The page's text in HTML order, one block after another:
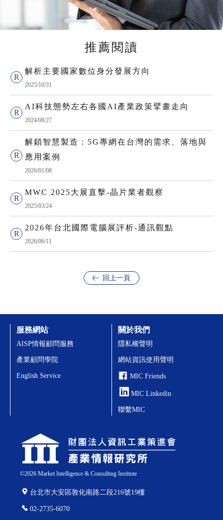
推薦閱讀
解析主要國家數位身分發展方向
2025/10/31
AI科技態勢左右各國AI產業政策擘畫走向
2024/08/27
解鎖智慧製造：5G專網在台灣的需求、落地與
應用案例
2026/01/08
MWC 2025大展直擊-晶片業者觀察
2025/03/24
2026年台北國際電腦展評析-通訊觀點
2026/06/11
回上一頁
©2026Market Intelligence & Consulting Institute
台北市大安區敦化南路二段216號19樓
02-2735-6070
服務網站
AISP情報顧問服務
產業顧問學院
English Service
關於我們
隱私權聲明
網站資訊使用聲明
MIC Friends
MIC Linkedin
聯繫MIC